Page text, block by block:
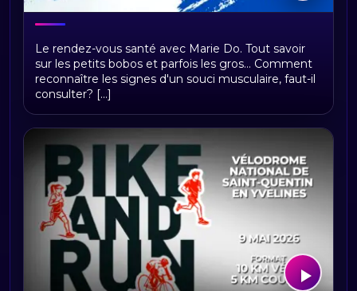
A TA SANTÉ
Le rendez-vous santé avec Marie Do. Tout savoir
sur les petits bobos et parfois les gros... Comment
reconnaître les signes d'un souci musculaire, faut-il
consulter? [...]